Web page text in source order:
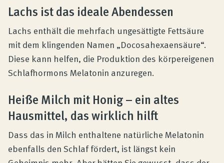
Lachs ist das ideale Abendessen
Lachs enthält die mehrfach ungesättigte Fettsäure
mit dem klingenden Namen „Docosahexaensäure“.
Diese kann helfen, die Produktion des körpereigenen
Schlafhormons Melatonin anzuregen.
Heiße Milch mit Honig – ein altes
Hausmittel, das wirklich hilft
Dass das in Milch enthaltene natürliche Melatonin
ebenfalls den Schlaf fördert, ist längst kein